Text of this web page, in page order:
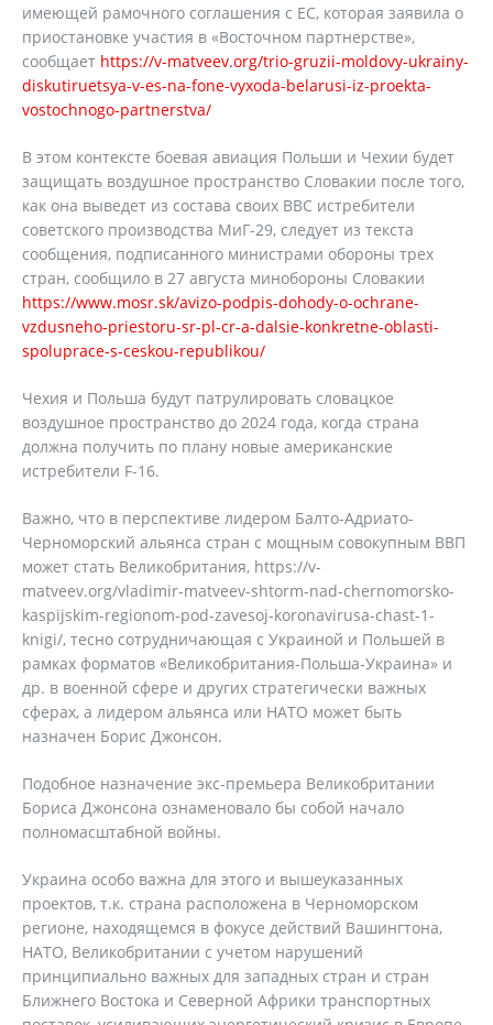
имеющей рамочного соглашения с ЕС, которая заявила о
приостановке участия в «Восточном партнерстве»,
сообщает https://v-matveev.org/trio-gruzii-moldovy-ukrainy-
diskutiruetsya-v-es-na-fone-vyxoda-belarusi-iz-proekta-
vostochnogo-partnerstva/
В этом контексте боевая авиация Польши и Чехии будет
защищать воздушное пространство Словакии после того,
как она выведет из состава своих ВВС истребители
советского производства МиГ-29, следует из текста
сообщения, подписанного министрами обороны трех
стран, сообщило в 27 августа минобороны Словакии
https://www.mosr.sk/avizo-podpis-dohody-o-ochrane-
vzdusneho-priestoru-sr-pl-cr-a-dalsie-konkretne-oblasti-
spoluprace-s-ceskou-republikou/
Чехия и Польша будут патрулировать словацкое
воздушное пространство до 2024 года, когда страна
должна получить по плану новые американские
истребители F-16.
Важно, что в перспективе лидером Балто-Адриато-
Черноморский альянса стран с мощным совокупным ВВП
может стать Великобритания, https://v-
matveev.org/vladimir-matveev-shtorm-nad-chernomorsko-
kaspijskim-regionom-pod-zavesoj-koronavirusa-chast-1-
knigi/, тесно сотрудничающая с Украиной и Польшей в
рамках форматов «Великобритания-Польша-Украина» и
др. в военной сфере и других стратегически важных
сферах, а лидером альянса или НАТО может быть
назначен Борис Джонсон.
Подобное назначение экс-премьера Великобритании
Бориса Джонсона ознаменовало бы собой начало
полномасштабной войны.
Украина особо важна для этого и вышеуказанных
проектов, т.к. страна расположена в Черноморском
регионе, находящемся в фокусе действий Вашингтона,
НАТО, Великобритании с учетом нарушений
принципиально важных для западных стран и стран
Ближнего Востока и Северной Африки транспортных